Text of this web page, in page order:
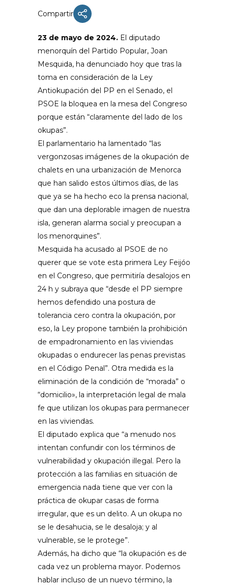
Compartir
23 de mayo de 2024. El diputado
menorquín del Partido Popular, Joan
Mesquida, ha denunciado hoy que tras la
toma en consideración de la Ley
Antiokupación del PP en el Senado, el
PSOE la bloquea en la mesa del Congreso
porque están “claramente del lado de los
okupas”.
El parlamentario ha lamentado “las
vergonzosas imágenes de la okupación de
chalets en una urbanización de Menorca
que han salido estos últimos días, de las
que ya se ha hecho eco la prensa nacional,
que dan una deplorable imagen de nuestra
isla, generan alarma social y preocupan a
los menorquines”.
Mesquida ha acusado al PSOE de no
querer que se vote esta primera Ley Feijóo
en el Congreso, que permitiría desalojos en
24 h y subraya que “desde el PP siempre
hemos defendido una postura de
tolerancia cero contra la okupación, por
eso, la Ley propone también la prohibición
de empadronamiento en las viviendas
okupadas o endurecer las penas previstas
en el Código Penal”. Otra medida es la
eliminación de la condición de “morada” o
“domicilio», la interpretación legal de mala
fe que utilizan los okupas para permanecer
en las viviendas.
El diputado explica que “a menudo nos
intentan confundir con los términos de
vulnerabilidad y okupación illegal. Pero la
protección a las familias en situación de
emergencia nada tiene que ver con la
práctica de okupar casas de forma
irregular, que es un delito. A un okupa no
se le desahucia, se le desaloja; y al
vulnerable, se le protege”.
Además, ha dicho que “la okupación es de
cada vez un problema mayor. Podemos
hablar incluso de un nuevo término, la